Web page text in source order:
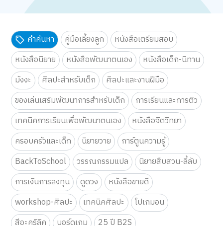
คำค้นหา คู่มือเลี้ยงลูก
หนังสือเตรียมสอบ
หนังสือนิยาย
หนังสือพัฒนาตนเอง
หนังสือเด็ก-นิทาน
มังงะ
ศิลปะสำหรับเด็ก
ศิลปะและงานฝีมือ
ของเล่นเสริมพัฒนาการสำหรับเด็ก
การเรียนและการติว
เทคนิคการเรียนเพื่อพัฒนาตนเอง
หนังสือจิตวิทยา
ครอบครัวและเด็ก
นิยายวาย
การ์ตูนความรู้
BackToSchool
วรรณกรรมแปล
นิยายสืบสวน-ลี้ลับ
การเงินการลงทุน
ดูดวง
หนังสือขายดี
workshop-ศิลปะ
เทคนิคศิลปะ
โปเกมอน
สีอะคริลิค
บอร์ดเกม 25 ปี B2S